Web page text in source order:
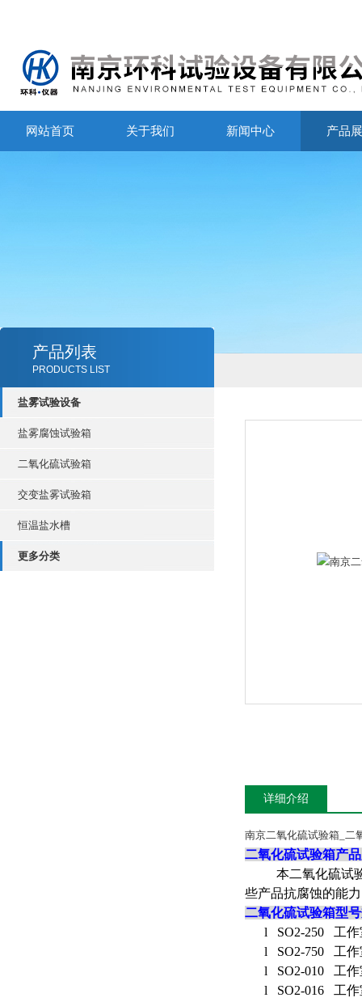
网站首页 关于我们 新闻中心 产品
产品列表
PRODUCTS LIST
盐雾试验设备
盐雾腐蚀试验箱
二氧化硫试验箱
交变盐雾试验箱
恒温盐水槽
更多分类
详细介绍
南京二氧化硫试验箱_二
二氧化硫试验箱产
本二氧化硫试
些产品抗腐蚀的能
二氧化硫试验箱型
l
SO2-250
工
l
SO2-750
工
l
SO2-010
工
l
SO2-016
工